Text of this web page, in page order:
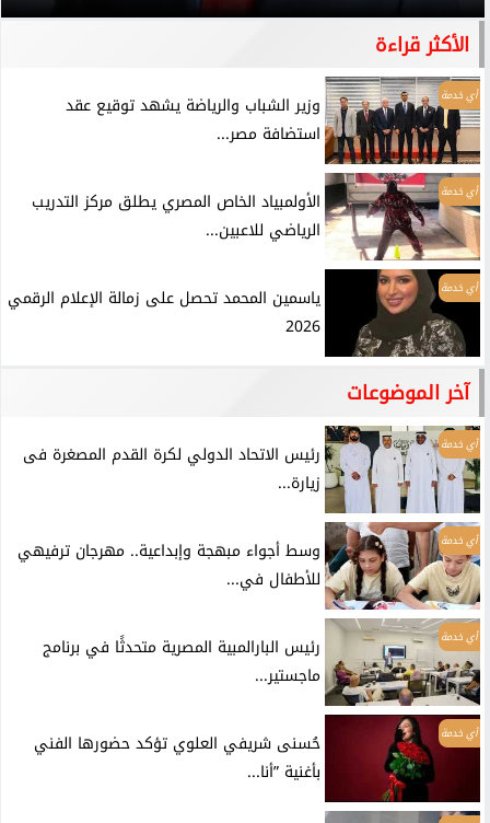
الأكثر قراءة
أي خدمة
وزير الشباب والرياضة يشهد توقيع عقد
استضافة مصر...
أي خدمة
الأولمبياد الخاص المصري يطلق مركز التدريب
الرياضي للاعبين...
أي خدمة
ياسمين المحمد تحصل على زمالة الإعلام الرقمي
2026
آخر الموضوعات
أي خدمة
رئيس الاتحاد الدولي لكرة القدم المصغرة فى
زيارة...
أي خدمة
وسط أجواء مبهجة وإبداعية.. مهرجان ترفيهي
للأطفال في...
أي خدمة
رئيس البارالمبية المصرية متحدثًا في برنامج
ماجستير...
أي خدمة
حُسنى شريفي العلوي تؤكد حضورها الفني
بأغنية ”أنا...